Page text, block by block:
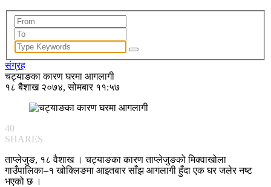
संग्रह
चट्याङका कारण घरमा आगलागी
१८ बैशाख २०७४, सोमबार ११:५७
40
SHARES
ताप्लेजुङ, १८ वैशाख । चट्याङका कारण ताप्लेजुङको मिक्वाखोला
गाउँपालिका–१ खोक्लिङमा आइतबार साँझ आगलागी हुँदा एक घर जलेर नष्ट
भएको छ ।